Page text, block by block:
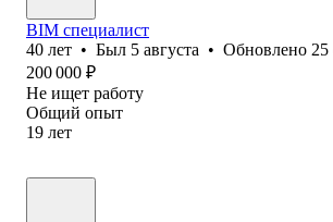
BIM специалист
40 лет • Был 5 августа • Обновлено 25
200 000 ₽
Не ищет работу
Общий опыт
19 лет